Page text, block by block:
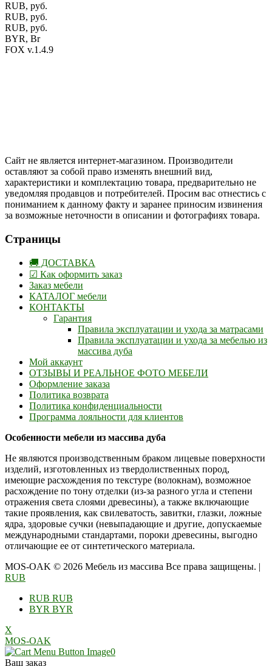
RUB, руб.
RUB, руб.
RUB, руб.
BYR, Br
FOX v.1.4.9
Сайт не является интернет-магазином. Производители
оставляют за собой право изменять внешний вид,
характеристики и комплектацию товара, предварительно не
уведомляя продавцов и потребителей. Просим вас отнестись с
пониманием к данному факту и заранее приносим извинения
за возможные неточности в описании и фотографиях товара.
Страницы
🚚 ДОСТАВКА
☑ Как оформить заказ
Заказ мебели
КАТАЛОГ мебели
КОНТАКТЫ
Гарантия
Правила эксплуатации и ухода за матрасами
Правила эксплуатации и ухода за мебелью из
массива дуба
Мой аккаунт
ОТЗЫВЫ И РЕАЛЬНОЕ ФОТО МЕБЕЛИ
Оформление заказа
Политика возврата
Политика конфиденциальности
Программа лояльности для клиентов
Особенности мебели из массива дуба
Не являются производственным браком лицевые поверхности
изделий, изготовленных из твердолиственных пород,
имеющие расхождения по текстуре (волокнам), возможное
расхождение по тону отделки (из-за разного угла и степени
отражения света слоями древесины), а также включающие
такие проявления, как свилеватость, завитки, глазки, ложные
ядра, здоровые сучки (невыпадающие и другие, допускаемые
международными стандартами, пороки древесины, выгодно
отличающие ее от синтетического материала.
MOS-OAK © 2026 Мебель из массива Все права защищены. |
RUB
RUB RUB
BYR BYR
X
MOS-OAK
0
Ваш заказ